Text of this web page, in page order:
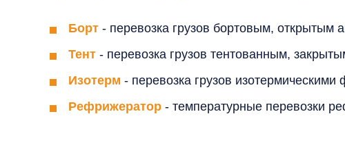
Борт - перевозка грузов бортовым, открытым
Тент - перевозка грузов тентованным,
Изотерм - перевозка грузов изотермическими
Рефрижератор - температурные перевозки